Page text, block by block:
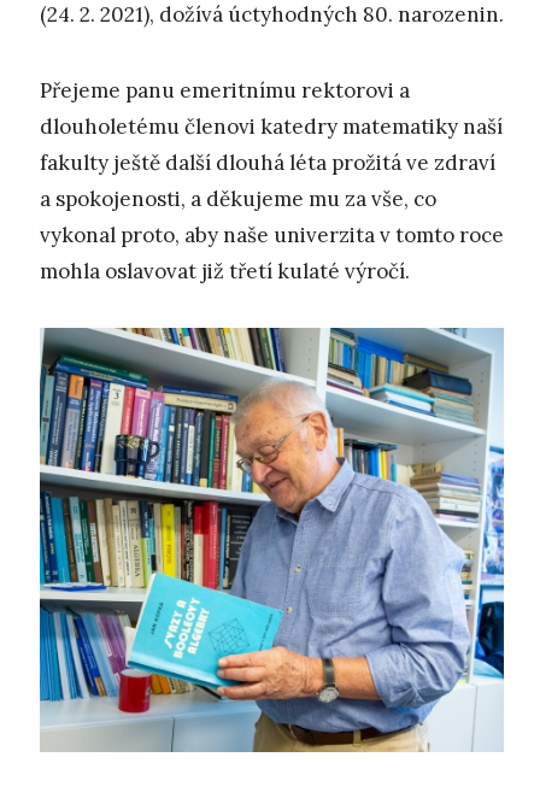
(24. 2. 2021), dožívá úctyhodných 80. narozenin.
Přejeme panu emeritnímu rektorovi a
dlouholetému členovi katedry matematiky naší
fakulty ještě další dlouhá léta prožitá ve zdraví
a spokojenosti, a děkujeme mu za vše, co
vykonal proto, aby naše univerzita v tomto roce
mohla oslavovat již třetí kulaté výročí.